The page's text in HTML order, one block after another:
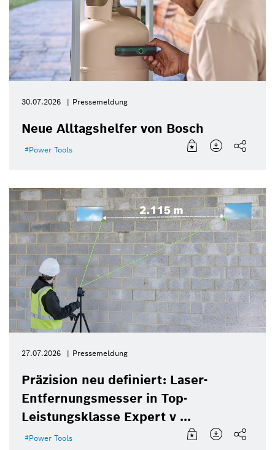
30.07.2026 Pressemeldung
Neue Alltagshelfer von Bosch
Power Tools
27.07.2026 Pressemeldung
Präzision neu definiert: Laser-
Entfernungsmesser in Top-
Leistungsklasse Expert v ...
Power Tools